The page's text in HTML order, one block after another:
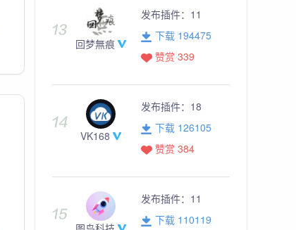
回梦無痕
发布插件： 11
下载 194475
赞赏 339
VK168
发布插件： 18
下载 126105
赞赏 384
发布插件： 11
下载 110119